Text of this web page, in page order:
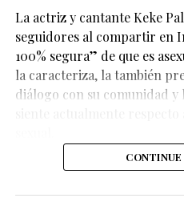
esperanza.
El actorFrançois Arnaud,
mencionado en entrevistas
conversaciones sobre
Por su parte,Robbie G.K.,
expresado su deseo de que
La respuesta de
inmediata y muy
“Lo vi
La actriz y cantante Keke
seguidores al compartir en
100% segura” de que es
la caracteriza, la también
diálogo con su comunidad y